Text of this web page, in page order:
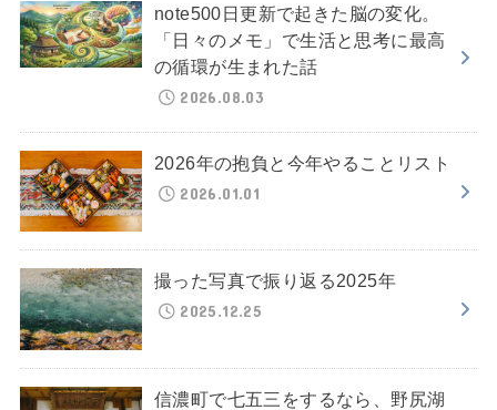
note500日更新で起きた脳の変化。
「日々のメモ」で生活と思考に最高
の循環が生まれた話
2026.08.03
2026年の抱負と今年やることリスト
2026.01.01
撮った写真で振り返る2025年
2025.12.25
信濃町で七五三をするなら、野尻湖